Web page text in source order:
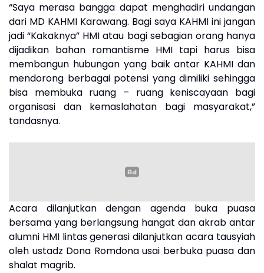
“Saya merasa bangga dapat menghadiri undangan
dari MD KAHMI Karawang. Bagi saya KAHMI ini jangan
jadi “Kakaknya” HMI atau bagi sebagian orang hanya
dijadikan bahan romantisme HMI tapi harus bisa
membangun hubungan yang baik antar KAHMI dan
mendorong berbagai potensi yang dimiliki sehingga
bisa membuka ruang – ruang keniscayaan bagi
organisasi dan kemaslahatan bagi masyarakat,”
tandasnya.
Acara dilanjutkan dengan agenda buka puasa
bersama yang berlangsung hangat dan akrab antar
alumni HMI lintas generasi dilanjutkan acara tausyiah
oleh ustadz Dona Romdona usai berbuka puasa dan
shalat magrib.